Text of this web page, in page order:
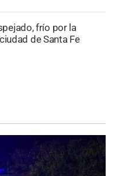
frío por la
de Santa Fe